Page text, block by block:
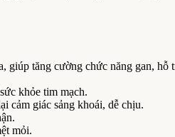
tăng cường chức năng gan,
khỏe tim mạch.
cảm giác sảng khoái, dễ chịu.
mỏi.